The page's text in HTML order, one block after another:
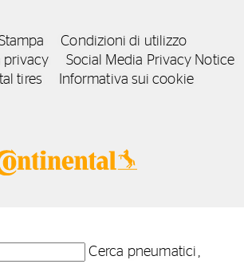
Condizioni di utilizzo
privacy
Social Media Privacy Notice
tires
Informativa sui cookie
Cerca pneumatici,